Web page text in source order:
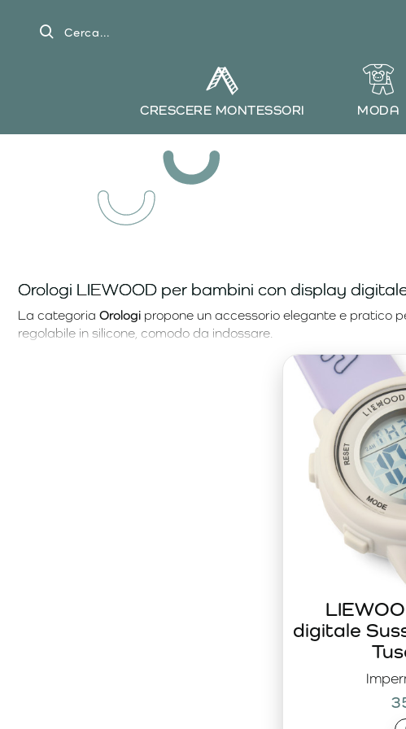
Cerca...
CRESCERE MONTESSORI MODA
Orologi LIEWOOD per bambini con display
La categoria Orologi propone un accessorio elegante e pratico
regolabile in silicone, comodo da indossare.
, hanno la funzione sveglia,
digitale